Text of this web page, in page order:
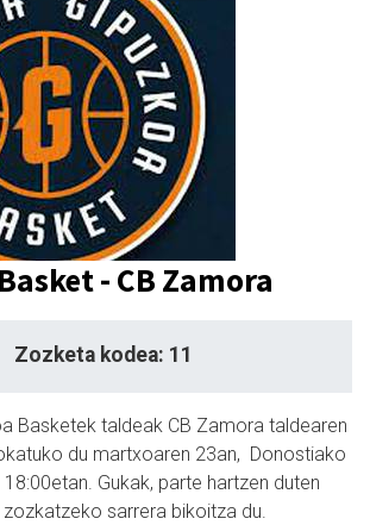
- CB Zamora
Zozketa kodea: 11
Basketek taldeak CB Zamora taldearen
du martxoaren 23an, Donostiako
Gukak, parte hartzen duten
sarrera bikoitza du.